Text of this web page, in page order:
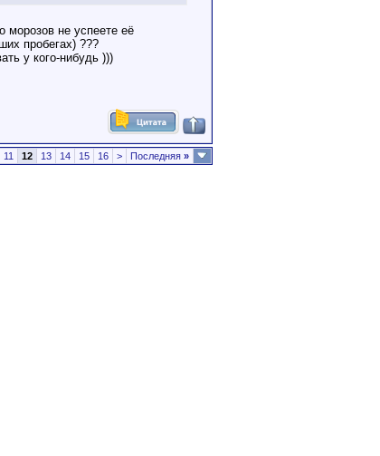
морозов не успеете её
пробегах) ???
у кого-нибудь )))
11 12 13 14 15 16 > Последняя »